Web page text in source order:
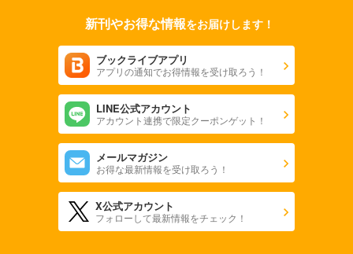
新刊やお得な情報をお届けします！
ブックライブアプリ
アプリの通知でお得情報を受け取ろう！
LINE公式アカウント
アカウント連携で限定クーポンゲット！
メールマガジン
お得な最新情報を受け取ろう！
X公式アカウント
フォローして最新情報をチェック！